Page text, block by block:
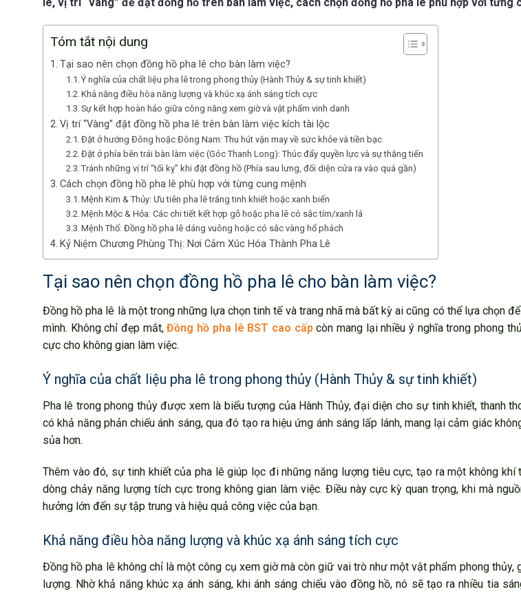
Tóm tắt nội dung
Tại sao nên chọn đồng hồ pha lê cho bàn làm việc?
Ý nghĩa của chất liệu pha lê trong phong thủy (Hành Thủy & sự tinh khiết)
Khả năng điều hòa năng lượng và khúc xạ ánh sáng tích cực
Sự kết hợp hoàn hảo giữa công năng xem giờ và vật phẩm vinh danh
Vị trí “Vàng” đặt đồng hồ pha lê trên bàn làm việc kích tài lộc
Đặt ở hướng Đông hoặc Đông Nam: Thu hút vận may về sức khỏe và tiền bạc
Đặt ở phía bên trái bàn làm việc (Góc Thanh Long): Thúc đẩy quyền lực và sự thăng tiến
Tránh những vị trí “tối kỵ” khi đặt đồng hồ (Phía sau lưng, đối diện cửa ra vào quá gần)
Cách chọn đồng hồ pha lê phù hợp với từng cung mệnh
Mệnh Kim & Thủy: Ưu tiên pha lê trắng tinh khiết hoặc xanh biển
Mệnh Mộc & Hỏa: Các chi tiết kết hợp gỗ hoặc pha lê có sắc tím/xanh lá
Mệnh Thổ: Đồng hồ pha lê dáng vuông hoặc có sắc vàng hổ phách
Kỷ Niệm Chương Phùng Thị: Nơi Cảm Xúc Hóa Thành Pha Lê
Tại sao nên chọn đồng hồ pha lê cho bàn làm việc?
Đồng hồ pha lê là một trong những lựa chọn tinh tế và trang nhã mà bất kỳ ai cũng có thể lựa chọn
mình. Không chỉ đẹp mắt,Đồng hồ pha lê BST cao cấpcòn mang lại nhiều ý nghĩa trong phong
cực cho không gian làm việc.
Ý nghĩa của chất liệu pha lê trong phong thủy (Hành Thủy & sự tinh khiết)
Pha lê trong phong thủy được xem là biểu tượng của Hành Thủy, đại diện cho sự tinh khiết, thanh
có khả năng phản chiếu ánh sáng, qua đó tạo ra hiệu ứng ánh sáng lấp lánh, mang lại cảm giác
sủa hơn.
Thêm vào đó, sự tinh khiết của pha lê giúp lọc đi những năng lượng tiêu cực, tạo ra một không khí
dòng chảy năng lượng tích cực trong không gian làm việc. Điều này cực kỳ quan trọng, khi mà
hưởng lớn đến sự tập trung và hiệu quả công việc của bạn.
Khả năng điều hòa năng lượng và khúc xạ ánh sáng tích cực
Đồng hồ pha lê không chỉ là một công cụ xem giờ mà còn giữ vai trò như một vật phẩm phong thủy,
lượng. Nhờ khả năng khúc xạ ánh sáng, khi ánh sáng chiếu vào đồng hồ, nó sẽ tạo ra nhiều tia